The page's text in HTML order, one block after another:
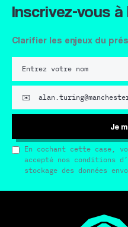
Inscrivez-vous
Clarifier les enjeux du
Je
En cochant cette case,
accepté nos conditions
stockage des données